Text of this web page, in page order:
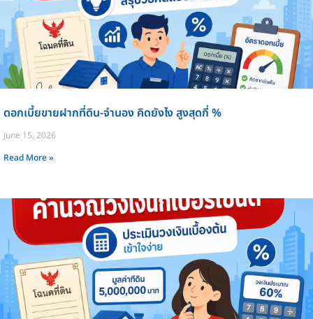
ดอกเบี้ยขายฝากที่ดิน-จำนอง คิดยังไง สูงสุดกี่ %
June 15, 2026
Read More »